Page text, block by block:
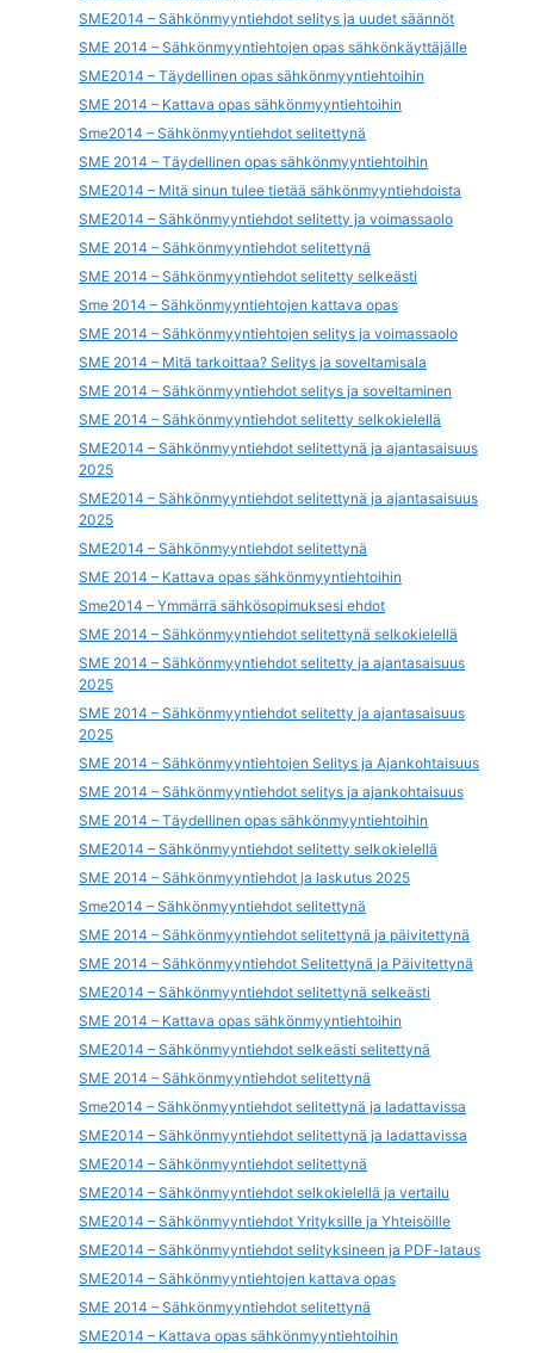
SME2014 – Sähkönmyyntiehdot selitys ja uudet säännöt
SME 2014 – Sähkönmyyntiehtojen opas sähkönkäyttäjälle
SME2014 – Täydellinen opas sähkönmyyntiehtoihin
SME 2014 – Kattava opas sähkönmyyntiehtoihin
Sme2014 – Sähkönmyyntiehdot selitettynä
SME 2014 – Täydellinen opas sähkönmyyntiehtoihin
SME2014 – Mitä sinun tulee tietää sähkönmyyntiehdoista
SME2014 – Sähkönmyyntiehdot selitetty ja voimassaolo
SME 2014 – Sähkönmyyntiehdot selitettynä
SME 2014 – Sähkönmyyntiehdot selitetty selkeästi
Sme 2014 – Sähkönmyyntiehtojen kattava opas
SME 2014 – Sähkönmyyntiehtojen selitys ja voimassaolo
SME 2014 – Mitä tarkoittaa? Selitys ja soveltamisala
SME 2014 – Sähkönmyyntiehdot selitys ja soveltaminen
SME 2014 – Sähkönmyyntiehdot selitetty selkokielellä
SME2014 – Sähkönmyyntiehdot selitettynä ja ajantasaisuus
2025
SME2014 – Sähkönmyyntiehdot selitettynä ja ajantasaisuus
2025
SME2014 – Sähkönmyyntiehdot selitettynä
SME 2014 – Kattava opas sähkönmyyntiehtoihin
Sme2014 – Ymmärrä sähkösopimuksesi ehdot
SME 2014 – Sähkönmyyntiehdot selitettynä selkokielellä
SME 2014 – Sähkönmyyntiehdot selitetty ja ajantasaisuus
2025
SME 2014 – Sähkönmyyntiehdot selitetty ja ajantasaisuus
2025
SME 2014 – Sähkönmyyntiehtojen Selitys ja Ajankohtaisuus
SME 2014 – Sähkönmyyntiehdot selitys ja ajankohtaisuus
SME 2014 – Täydellinen opas sähkönmyyntiehtoihin
SME2014 – Sähkönmyyntiehdot selitetty selkokielellä
SME 2014 – Sähkönmyyntiehdot ja laskutus 2025
Sme2014 – Sähkönmyyntiehdot selitettynä
SME 2014 – Sähkönmyyntiehdot selitettynä ja päivitettynä
SME 2014 – Sähkönmyyntiehdot Selitettynä ja Päivitettynä
SME2014 – Sähkönmyyntiehdot selitettynä selkeästi
SME 2014 – Kattava opas sähkönmyyntiehtoihin
SME2014 – Sähkönmyyntiehdot selkeästi selitettynä
SME 2014 – Sähkönmyyntiehdot selitettynä
Sme2014 – Sähkönmyyntiehdot selitettynä ja ladattavissa
SME2014 – Sähkönmyyntiehdot selitettynä ja ladattavissa
SME2014 – Sähkönmyyntiehdot selitettynä
SME2014 – Sähkönmyyntiehdot selkokielellä ja vertailu
SME2014 – Sähkönmyyntiehdot Yrityksille ja Yhteisöille
SME2014 – Sähkönmyyntiehdot selityksineen ja PDF-lataus
SME2014 – Sähkönmyyntiehtojen kattava opas
SME 2014 – Sähkönmyyntiehdot selitettynä
SME2014 – Kattava opas sähkönmyyntiehtoihin